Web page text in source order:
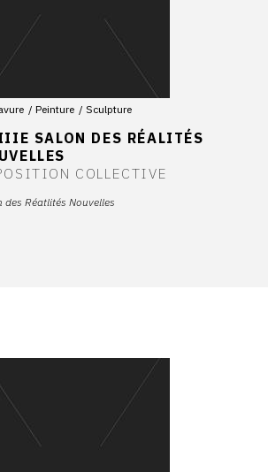
Peinture Sculpture
SALON DES RÉALITÉS
COLLECTIVE
des Réatlités Nouvelles